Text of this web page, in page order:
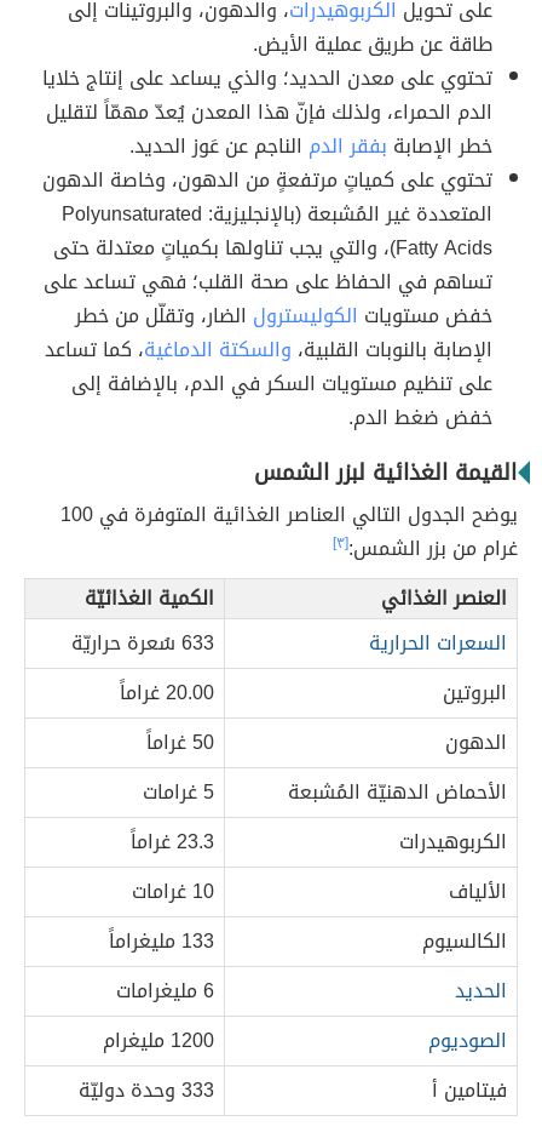
على تحويل الكربوهيدرات، والدهون، والبروتينات إلى
طاقة عن طريق عملية الأيض.
تحتوي على معدن الحديد؛ والذي يساعد على إنتاج خلايا
الدم الحمراء، ولذلك فإنّ هذا المعدن يُعدّ مهمّاً لتقليل
خطر الإصابة بفقر الدم الناجم عن عَوز الحديد.
تحتوي على كمياتٍ مرتفعةٍ من الدهون، وخاصة الدهون
المتعددة غير المُشبعة (بالإنجليزية: Polyunsaturated
Fatty Acids)، والتي يجب تناولها بكمياتٍ معتدلة حتى
تساهم في الحفاظ على صحة القلب؛ فهي تساعد على
خفض مستويات الكوليسترول الضار، وتقلّل من خطر
الإصابة بالنوبات القلبية، والسكتة الدماغية، كما تساعد
على تنظيم مستويات السكر في الدم، بالإضافة إلى
خفض ضغط الدم.
القيمة الغذائية لبزر الشمس
يوضح الجدول التالي العناصر الغذائية المتوفرة في 100
غرام من بزر الشمس:[٣]
العنصر الغذائي
الكمية الغذائيّة
السعرات الحرارية
633 سُعرة حراريّة
البروتين
20.00 غراماً
الدهون
50 غراماً
الأحماض الدهنيّة المُشبعة
5 غرامات
الكربوهيدرات
23.3 غراماً
الألياف
10 غرامات
الكالسيوم
133 مليغراماً
الحديد
6 مليغرامات
الصوديوم
1200 مليغرام
فيتامين أ
333 وحدة دوليّة